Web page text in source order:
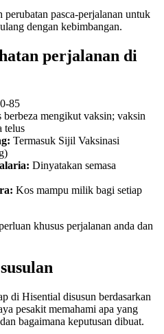
pasca-perjalanan untuk
dengan kebimbangan.
perjalanan di
85
berbeza mengikut vaksin; vaksin
telus
Termasuk Sijil Vaksinasi
Dinyatakan semasa
Kos mampu milik bagi setiap
khusus perjalanan anda dan
di Hisential disusun berdasarkan
pesakit memahami apa yang
bagaimana keputusan dibuat.